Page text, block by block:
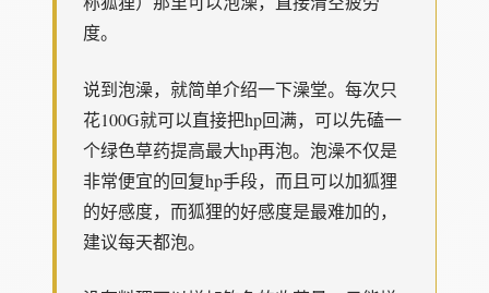
度。
说到泡澡，就简单介绍一下澡堂。每次只
花100G就可以直接把hp回满，可以先磕一
个绿色草药提高最大hp再泡。泡澡不仅是
非常便宜的回复hp手段，而且可以加狐狸
的好感度，而狐狸的好感度是最难加的，
建议每天都泡。